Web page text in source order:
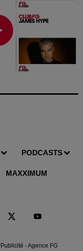
PODCASTS
MAXXIMUM
Publicité - Agence FG